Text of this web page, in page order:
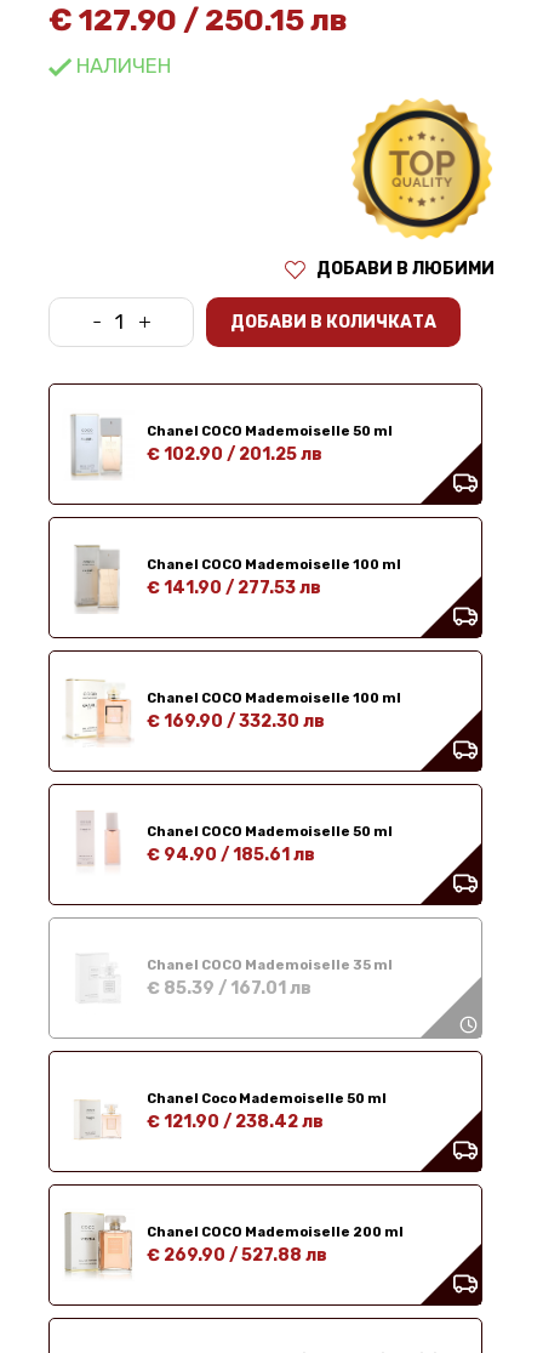
€ 127.90 / 250.15 лв
НАЛИЧЕН
ДОБАВИ В ЛЮБИМИ
- + ДОБАВИ В КОЛИЧКАТА
Chanel COCO Mademoiselle 50 ml
€ 102.90 / 201.25 лв
Chanel COCO Mademoiselle 100 ml
€ 141.90 / 277.53 лв
Chanel COCO Mademoiselle 100 ml
€ 169.90 /332.30 лв
Chanel COCO Mademoiselle 50 ml
€ 94.90 /185.61 лв
Chanel COCO Mademoiselle 35 ml
€ 85.39 / 167.01 лв
Chanel Coco Mademoiselle 50 ml
€ 121.90 / 238.42 лв
Chanel COCO Mademoiselle 200 ml
€ 269.90 /527.88 лв